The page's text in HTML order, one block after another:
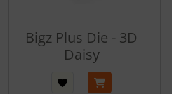
Bigz Plus Die - 3D
Daisy